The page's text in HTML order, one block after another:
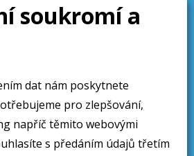
soukromí a
dat nám poskytnete
pro zlepšování,
napříč těmito webovými
/
Sledujte nás